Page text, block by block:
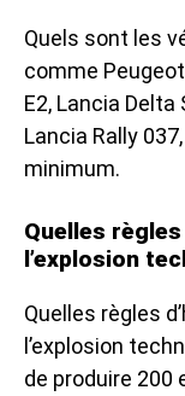
Quels sont les
comme
E2, Lancia Delta
Lancia Rally
minimum.
Quelles
l’explosion
Quelles règles
l’explosion
de produire 200